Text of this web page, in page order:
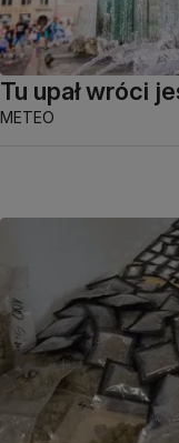
Tu upał wróci
METEO